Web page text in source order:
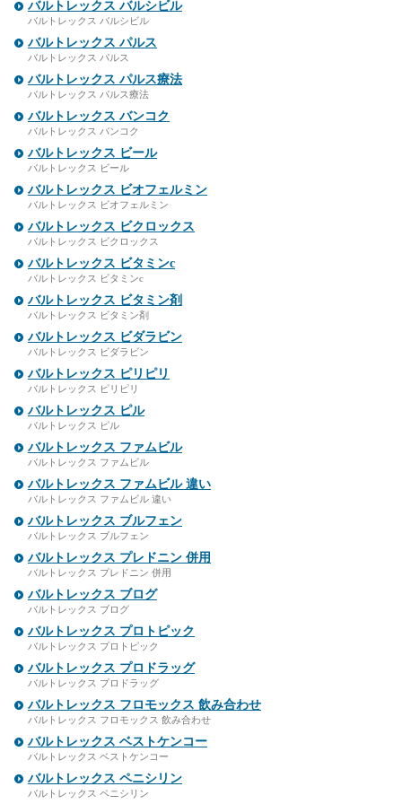
バルトレックス バルシビル
バルトレックス バルシビル
バルトレックス パルス
バルトレックス パルス
バルトレックス パルス療法
バルトレックス パルス療法
バルトレックス バンコク
バルトレックス バンコク
バルトレックス ビール
バルトレックス ビール
バルトレックス ビオフェルミン
バルトレックス ビオフェルミン
バルトレックス ビクロックス
バルトレックス ビクロックス
バルトレックス ビタミンc
バルトレックス ビタミンc
バルトレックス ビタミン剤
バルトレックス ビタミン剤
バルトレックス ビダラビン
バルトレックス ビダラビン
バルトレックス ピリピリ
バルトレックス ピリピリ
バルトレックス ピル
バルトレックス ピル
バルトレックス ファムビル
バルトレックス ファムビル
バルトレックス ファムビル 違い
バルトレックス ファムビル 違い
バルトレックス ブルフェン
バルトレックス ブルフェン
バルトレックス プレドニン 併用
バルトレックス プレドニン 併用
バルトレックス ブログ
バルトレックス ブログ
バルトレックス プロトピック
バルトレックス プロトピック
バルトレックス プロドラッグ
バルトレックス プロドラッグ
バルトレックス フロモックス 飲み合わせ
バルトレックス フロモックス 飲み合わせ
バルトレックス ベストケンコー
バルトレックス ベストケンコー
バルトレックス ペニシリン
バルトレックス ペニシリン